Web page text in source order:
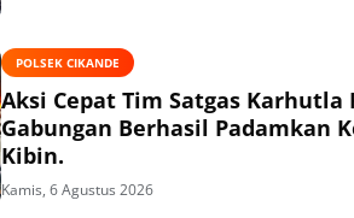
POLSEK CIKANDE
Aksi Cepat Tim Satgas
Gabungan Berhasil Padamkan
Kibin.
Kamis, 6 Agustus 2026